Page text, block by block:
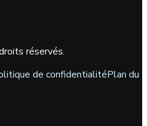
réservés.
de confidentialitéPlan du